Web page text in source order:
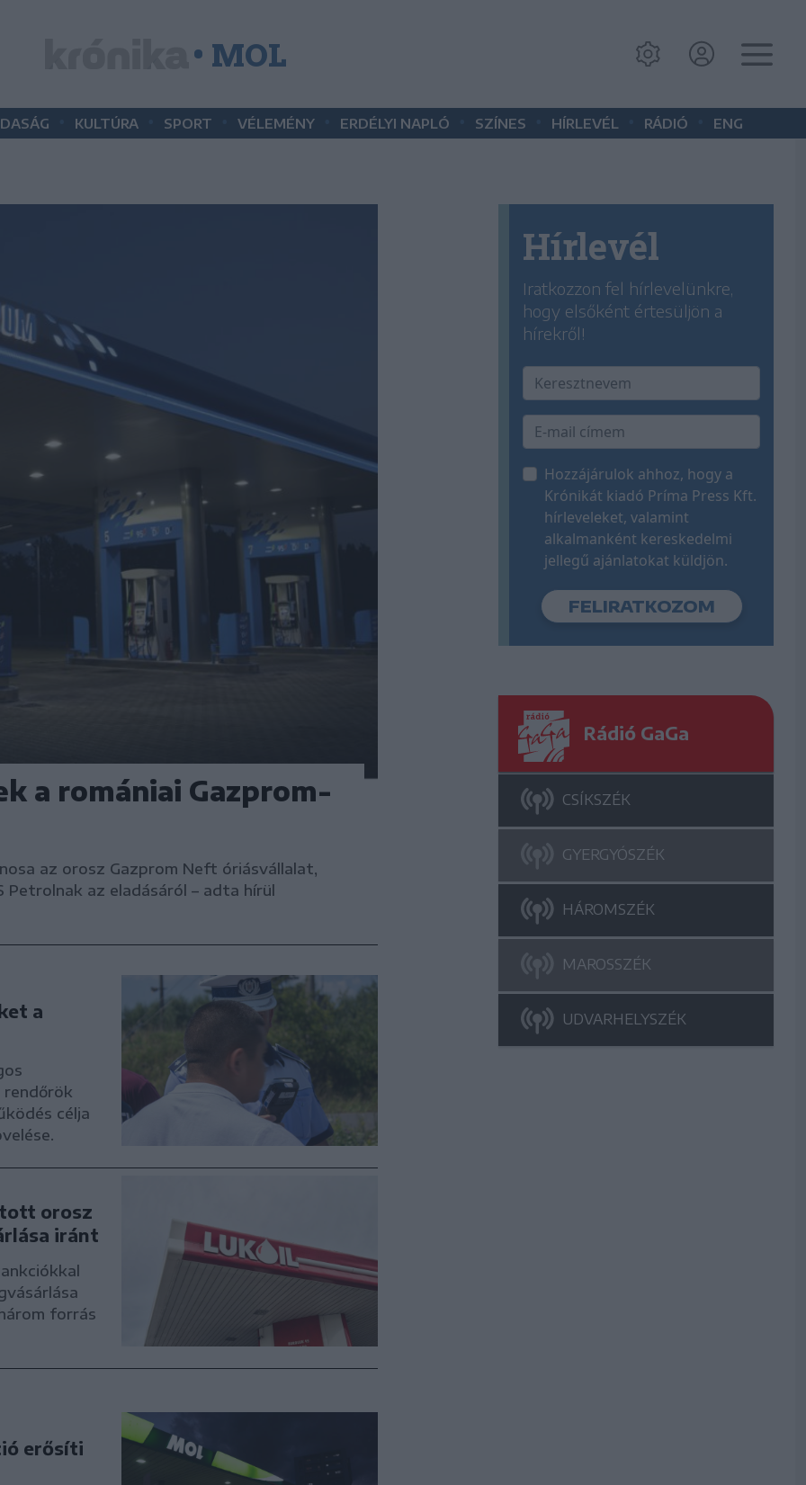
• MOL
KULTÚRA SPORT VÉLEMÉNY ERDÉLYI NAPLÓ SZÍNES HÍRLEVÉL RÁDIÓ ENG
a romániai Gazprom-
az orosz Gazprom Neft óriásvállalat,
az eladásáról – adta hírül
a
rendőrök
célja
orosz
iránt
forrás
erősíti
Hírlevél
Iratkozzon fel hírlevelünkre,
hogy elsőként értesüljön a
hírekről!
Hozzájárulok ahhoz, hogy a
Krónikát kiadó Príma Press Kft.
hírleveleket, valamint
alkalmanként kereskedelmi
jellegű ajánlatokat küldjön.
Rádió GaGa
CSÍKSZÉK
GYERGYÓSZÉK
HÁROMSZÉK
MAROSSZÉK
UDVARHELYSZÉK